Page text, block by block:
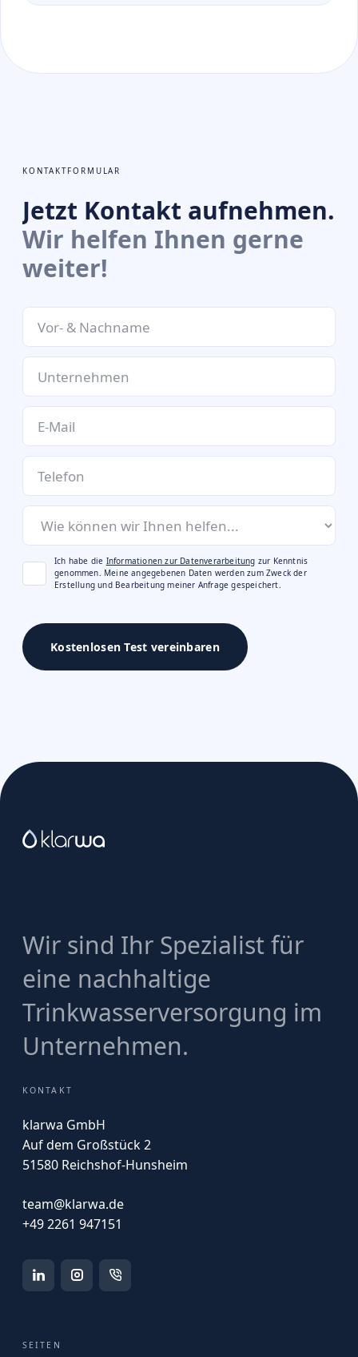
KONTAKTFORMULAR
Jetzt Kontakt aufnehmen.
Wir helfen Ihnen gerne
weiter!
Ich habe die Informationen zur Datenverarbeitung zur Kenntnis
genommen. Meine angegebenen Daten werden zum Zweck der
Erstellung und Bearbeitung meiner Anfrage gespeichert.
Wir sind Ihr Spezialist für
eine nachhaltige
Trinkwasserversorgung im
Unternehmen.
KONTAKT
klarwa GmbH
Auf dem Großstück 2
51580 Reichshof-Hunsheim
team@klarwa.de
+49 2261 947151
SEITEN